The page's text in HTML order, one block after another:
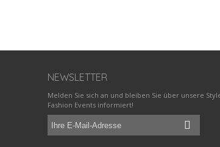
NEWSLETTER
Melden Sie sich an und bleiben Sie über unsere
Fashion Events informiert!